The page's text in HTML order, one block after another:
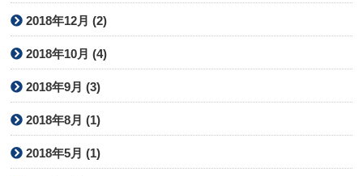
2018年12月 (2)
2018年10月 (4)
2018年9月 (3)
2018年8月 (1)
2018年5月 (1)